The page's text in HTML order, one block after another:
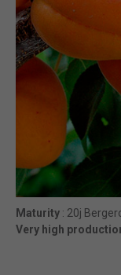
Maturity : 20j
Very high